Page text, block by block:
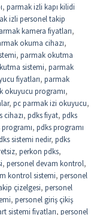
, parmak izli kapı kilidi
izli personel takip
kamera fiyatları,
okuma cihazı,
, parmak okutma
sistemi, parmak
fiyatları, parmak
okuyucu programı,
, pc parmak izi okuyucu,
cihazı, pdks fiyat, pdks
programı, pdks programı
sistemi nedir, pdks
, perkon pdks,
, personel devam kontrol,
kontrol sistemi, personel
çizelgesi, personel
, personel giriş çikiş
sistemi fiyatları, personel